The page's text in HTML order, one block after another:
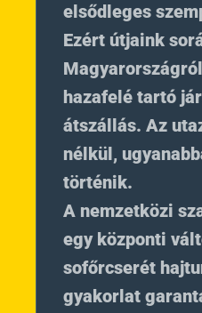
elsődleges
Ezért útjaink
hazafelé tartó
átszállás. Az
nélkül,
történik.
A nemzetközi
egy központi
sofőrcserét
gyakorlat